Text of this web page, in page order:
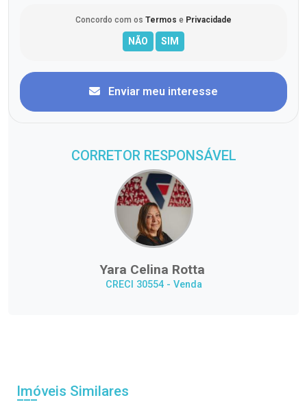
Concordo com os Termos e Privacidade
Enviar meu interesse
CORRETOR RESPONSÁVEL
Yara Celina Rotta
CRECI 30554 - Venda
Imóveis Similares